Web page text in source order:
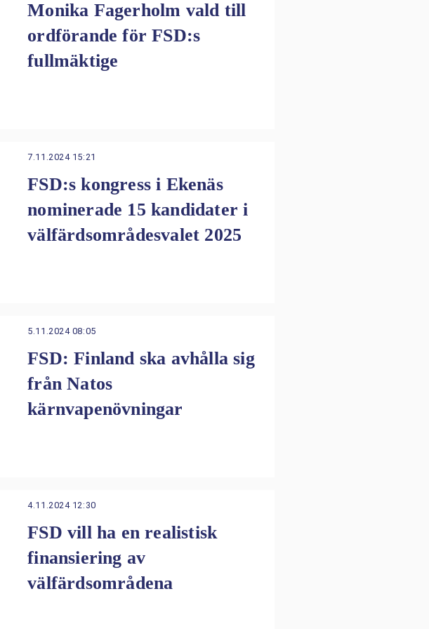
Monika Fagerholm vald till
ordförande för FSD:s
fullmäktige
7.11.2024 15:21
FSD:s kongress i Ekenäs
nominerade 15 kandidater i
välfärdsområdesvalet 2025
5.11.2024 08:05
FSD: Finland ska avhålla sig
från Natos
kärnvapenövningar
4.11.2024 12:30
FSD vill ha en realistisk
finansiering av
välfärdsområdena